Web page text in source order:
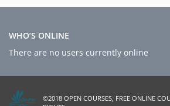
WHO’S ONLINE
There are no users currently online
©2018 OPEN COURSES, FREE ONLINE